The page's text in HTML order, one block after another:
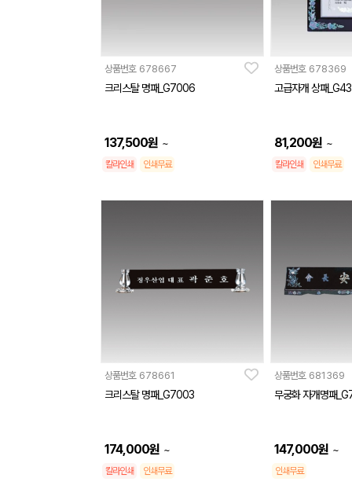
상품번호 678667
크리스탈 명패_G7006
137,500원 ~
칼라인쇄 인쇄무료
상품번호 678369
고급자개 상패
81,200원 ~
칼라인쇄 인쇄무료
상품번호 678661
크리스탈 명패_G7003
174,000원 ~
칼라인쇄 인쇄무료
상품번호 681369
무궁화 자개명패
147,000원 ~
인쇄무료